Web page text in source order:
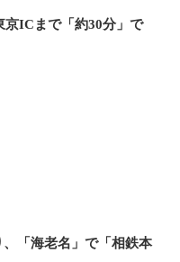
ICまで「約30分」で
、「海老名」で「相鉄本